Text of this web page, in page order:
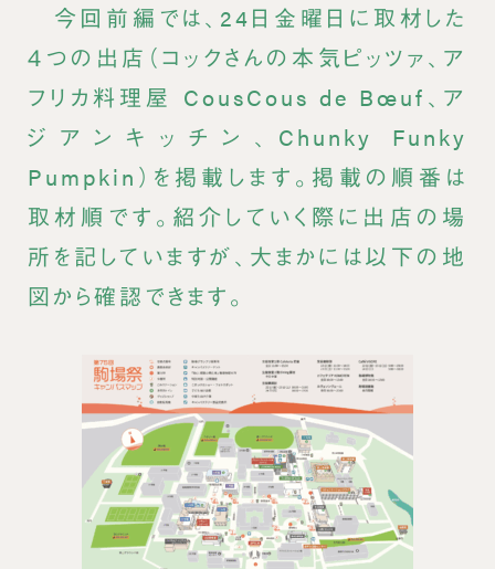
今回前編では、24日金曜日に取材した
４つの出店（コックさんの本気ピッツァ、ア
フリカ料理屋 CousCous de Bœuf、ア
ジアンキッチン、Chunky Funky
Pumpkin）を掲載します。掲載の順番は
取材順です。 紹介していく際に出店の場
所を記していますが、大まかには以下の地
図から確認できます。